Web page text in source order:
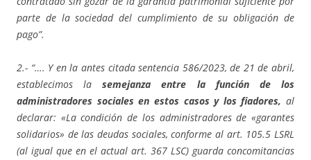
parte de la sociedad del cumplimiento de su obligación de
pago”.
2.- “…. Y en la antes citada sentencia 586/2023, de 21 de abril,
establecimos lasemejanza entre la función de los
administradores sociales en estos casos y los fiadores, al
declarar: «La condición de los administradores de «garantes
solidarios» de las deudas sociales, conforme al art. 105.5 LSRL
(al igual que en el actual art. 367 LSC) guarda concomitancias